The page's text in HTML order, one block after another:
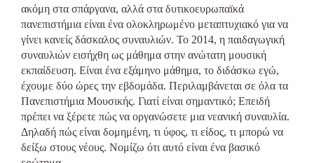
ακόμη στα σπάργανα, αλλά στα δυτικοευρωπαϊκά
πανεπιστήμια είναι ένα ολοκληρωμένο μεταπτυχιακό για να
γίνει κανείς δάσκαλος συναυλιών. Το 2014, η παιδαγωγική
συναυλιών εισήχθη ως μάθημα στην ανώτατη μουσική
εκπαίδευση. Είναι ένα εξάμηνο μάθημα, το διδάσκω εγώ,
έχουμε δύο ώρες την εβδομάδα. Περιλαμβάνεται σε όλα τα
Πανεπιστήμια Μουσικής. Γιατί είναι σημαντικό; Επειδή
πρέπει να ξέρετε πώς να οργανώσετε μια νεανική συναυλία.
Δηλαδή πώς είναι δομημένη, τι ύφος, τι είδος, τι μπορώ να
δείξω στους νέους. Νομίζω ότι αυτό είναι ένα βασικό